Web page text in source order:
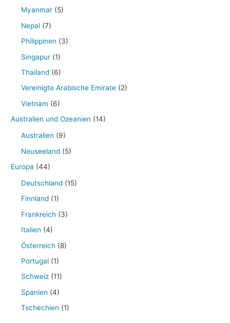
Myanmar (5)
Nepal (7)
Philippinen (3)
Singapur (1)
Thailand (6)
Vereinigte Arabische Emirate (2)
Vietnam (6)
Australien und Ozeanien (14)
Australien (9)
Neuseeland (5)
Europa (44)
Deutschland (15)
Finnland (1)
Frankreich (3)
Italien (4)
Österreich (8)
Portugal (1)
Schweiz (11)
Spanien (4)
Tschechien (1)